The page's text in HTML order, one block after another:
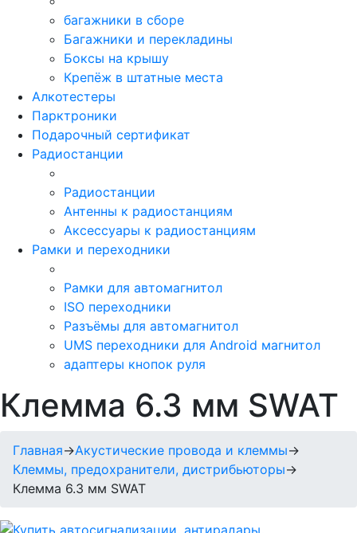
багажники в сборе
Багажники и перекладины
Боксы на крышу
Крепёж в штатные места
Алкотестеры
Парктроники
Подарочный сертификат
Радиостанции
Радиостанции
Антенны к радиостанциям
Аксессуары к радиостанциям
Рамки и переходники
Рамки для автомагнитол
ISO переходники
Разъёмы для автомагнитол
UMS переходники для Android магнитол
адаптеры кнопок руля
Клемма 6.3 мм SWAT
Главная→Акустические провода и клеммы→
Клеммы, предохранители, дистрибьюторы→
Клемма 6.3 мм SWAT